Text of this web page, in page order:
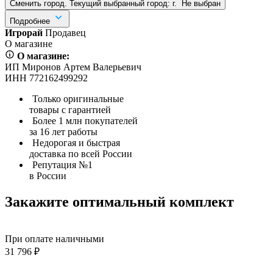
Сменить город. Текущий выбранный город: г.
Не выбран
Подробнее
Игрорай Продавец
О магазине
О магазине:
ИП Миронов Артем Валерьевич
ИНН 772162499292
Только оригинальные
товары с гарантией
Более 1 млн покупателей
за 16 лет работы
Недорогая и быстрая
доставка по всей России
Репутация №1
в России
Закажите оптимальный комплект
При оплате наличными
31 796 ₽